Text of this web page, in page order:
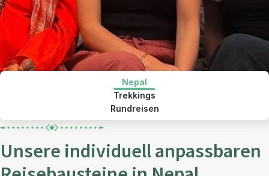
Nepal
Trekkings
Rundreisen
Unsere individuell anpassbaren